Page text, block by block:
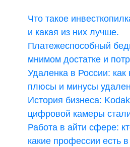
Что такое
и какая из них лучше.
Платежеспособный
мнимом достатке и
Удаленка в России:
плюсы и минусы
История бизнеса:
цифровой камеры
Работа в айти сфере:
какие профессии есть